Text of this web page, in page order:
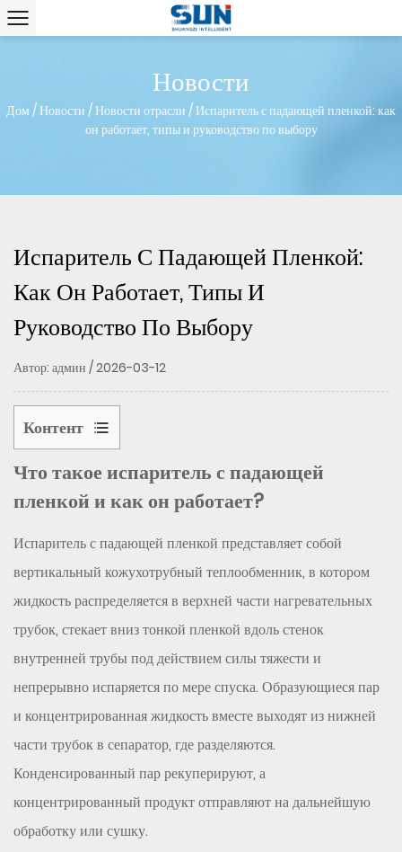
Новости
Дом /Новости /Новости отрасли /Испаритель с падающей пленкой: как
он работает, типы и руководство по выбору
Испаритель С Падающей Пленкой:
Как Он Работает, Типы И
Руководство По Выбору
Автор: админ / 2026-03-12
Контент
1
Что
такое
с
падающей
пленкой
и
он
работает?
1.1
Ключевые
компоненты
с
падающей
Что такое испаритель с падающей
пленкой и как он работает?
Испаритель с падающей пленкой представляет собой
вертикальный кожухотрубный теплообменник, в котором
жидкость распределяется в верхней части нагревательных
трубок, стекает вниз тонкой пленкой вдоль стенок
внутренней трубы под действием силы тяжести и
непрерывно испаряется по мере спуска. Образующиеся пар
и концентрированная жидкость вместе выходят из нижней
части трубок в сепаратор, где разделяются.
Конденсированный пар рекуперируют, а
концентрированный продукт отправляют на дальнейшую
обработку или сушку.